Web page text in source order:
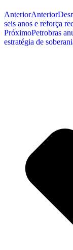
AnteriorAnterior
seis anos e reforça
PróximoPetrobras
estratégia de